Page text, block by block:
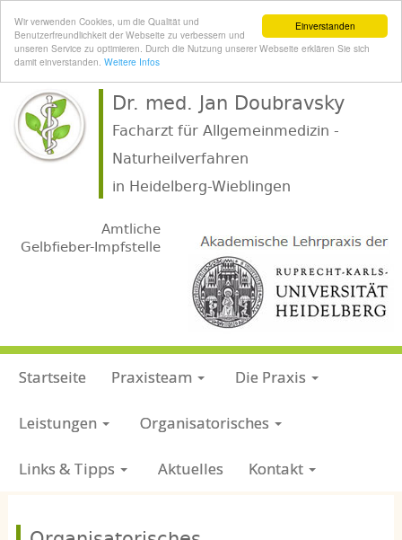
Einverstanden
Wir verwenden Cookies, um die Qualität und
Benutzerfreundlichkeit der Webseite zu verbessern und
unseren Service zu optimieren. Durch die Nutzung unserer Webseite erklären Sie sich
damit einverstanden. Weitere Infos
Dr. med. Jan Doubravsky
Facharzt für Allgemeinmedizin -
Naturheilverfahren
in Heidelberg-Wieblingen
Amtliche
Gelbfieber-Impfstelle
Startseite Praxisteam Die Praxis
Leistungen Organisatorisches
Links & Tipps Aktuelles Kontakt